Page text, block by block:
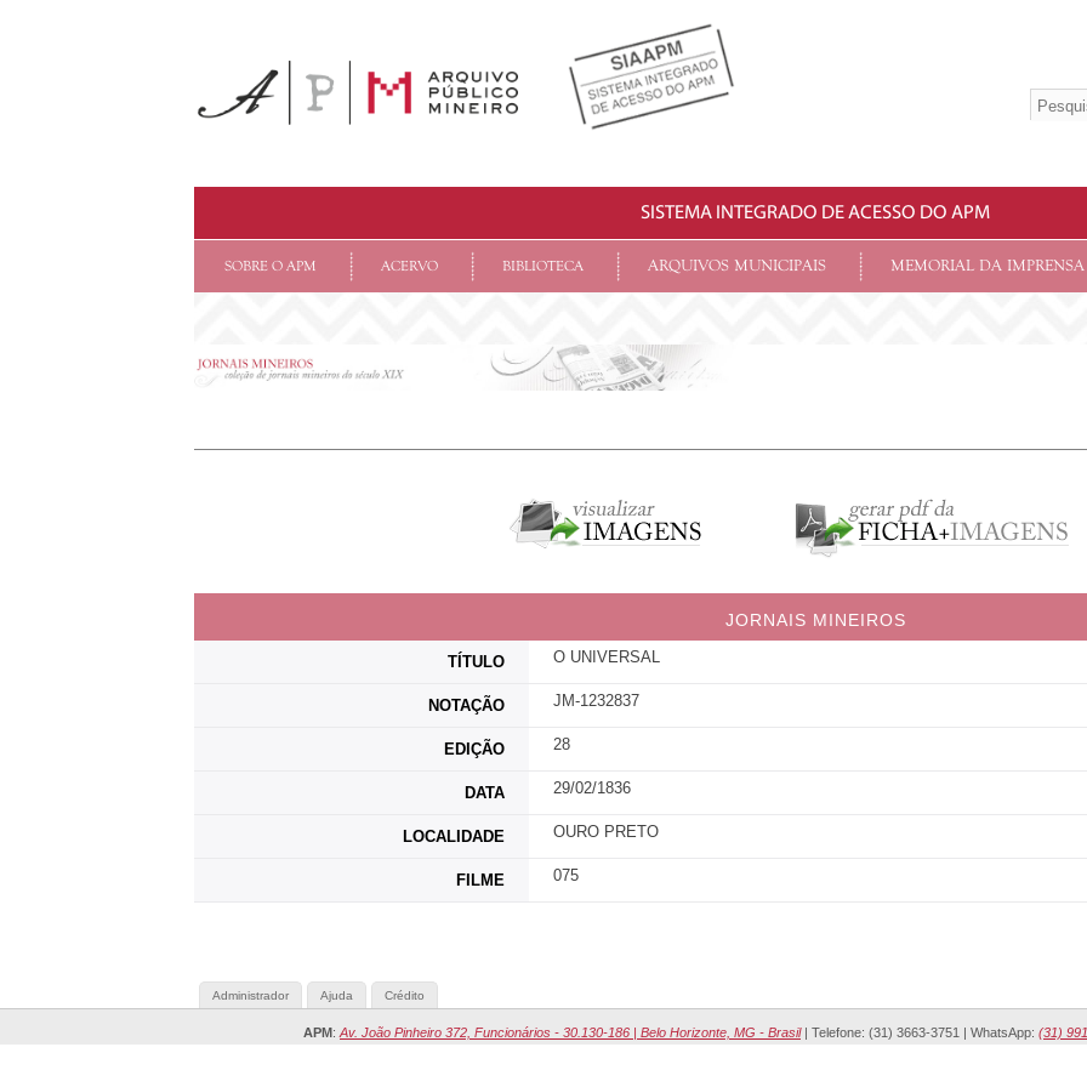
SISTEMA INTEGRADO DE ACESSO DO APM
SOBRE O APM ACERVO BIBLIOTECA ARQUIVOS MUNICIPAIS MEMORIAL DA IMPRENSA
JORNAIS MINEIROS
TÍTULO O UNIVERSAL
NOTAÇÃO JM-1232837
EDIÇÃO 28
DATA 29/02/1836
LOCALIDADE OURO PRETO
FILME 075
Administrador Ajuda Crédito
APM: Av. João Pinheiro 372, Funcionários - 30.130-186 | Belo Horizonte, MG - Brasil| Telefone: (31) 3663-3751 | WhatsApp: (31)